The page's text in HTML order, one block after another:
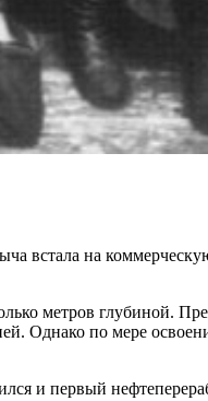
встала на
метров глубиной.
Однако по мере
и первый